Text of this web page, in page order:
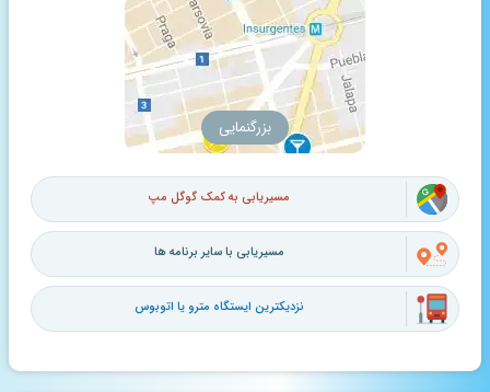
بزرگنمایی
مسیریابی به کمک گوگل مپ
مسیریابی با سایر برنامه ها
نزدیکترین ایستگاه مترو یا اتوبوس